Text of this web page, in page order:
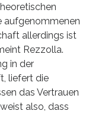
aufgenommenen
allerdings ist
Rezzolla.
in der
liefert die
das Vertrauen
also, dass